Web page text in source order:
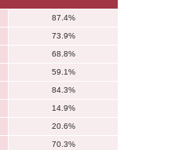
87.4%
73.9%
68.8%
59.1%
84.3%
14.9%
20.6%
70.3%